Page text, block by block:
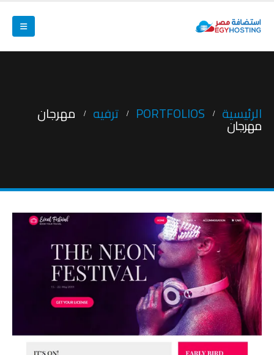
الرئيسية PORTFOLIOS ترفيه مهرجان
مهرجان